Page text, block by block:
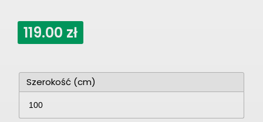
119.00 zł
Szerokość (cm)